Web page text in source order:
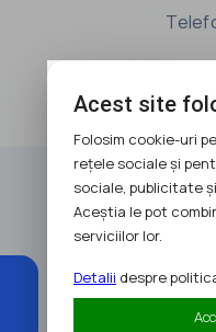
Acest site
Folosim cookie-uri
rețele sociale și
sociale, publicitate
Aceștia le pot
serviciilor lor.
Detalii despre